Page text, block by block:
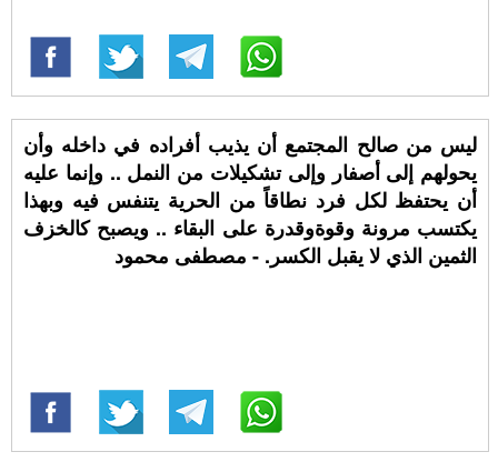
ليس من صالح المجتمع أن يذيب أفراده في داخله وأن
يحولهم إلى أصفار وإلى تشكيلات من النمل .. وإنما عليه
أن يحتفظ لكل فرد نطاقاً من الحرية يتنفس فيه وبهذا
يكتسب مرونة وقوةوقدرة على البقاء .. ويصبح كالخزف
الثمين الذي لا يقبل الكسر. - مصطفى محمود